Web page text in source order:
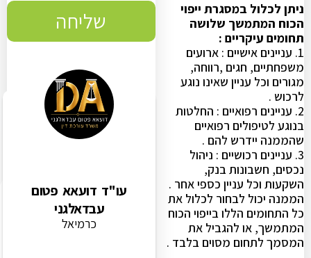
ניתן לכלול במסגרת ייפוי
הכוח המתמשך שלושה
תחומים עיקריים :
1. עניינים אישיים : ארועים
משפחתיים, חגים ,רווחה,
מגורים וכל עניין שאינו נוגע
לרכוש .
2. עניינים רפואיים : החלטות
בנוגע לטיפולים רפואיים
שהממנה יידרש להם .
3. עניינים רכושיים : ניהול
נכסים, חשבונות בנק,
השקעות וכל עניין כספי אחר .
הממנה יכול לבחור לכלול את
כל התחומים הללו בייפוי הכוח
המתמשך, או להגביל את
המסמך לתחום מסוים בלבד .
שליחה
עו"ד דועאא פטום
עבדאלגני
כרמיאל